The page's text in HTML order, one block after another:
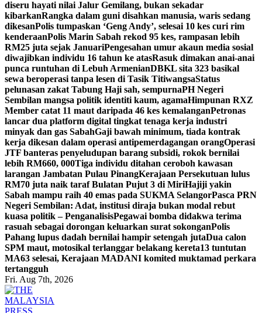
diseru hayati nilai Jalur Gemilang, bukan sekadar
kibarkanRangka dalam guni disahkan manusia, waris sedang
dikesanPolis tumpaskan ‘Geng Andy’, selesai 10 kes curi rim
kenderaanPolis Marin Sabah rekod 95 kes, rampasan lebih
RM25 juta sejak JanuariPengesahan umur akaun media sosial
diwajibkan individu 16 tahun ke atasRasuk dimakan anai-anai
punca runtuhan di Lebuh ArmenianDBKL sita 323 basikal
sewa beroperasi tanpa lesen di Tasik TitiwangsaStatus
pelunasan zakat Tabung Haji sah, sempurnaPH Negeri
Sembilan mangsa politik identiti kaum, agamaHimpunan RXZ
Member catat 11 maut daripada 46 kes kemalanganPetronas
lancar dua platform digital tingkat tenaga kerja industri
minyak dan gas SabahGaji bawah minimum, tiada kontrak
kerja dikesan dalam operasi antipemerdagangan orangOperasi
JTF banteras penyeludupan barang subsidi, rokok bernilai
lebih RM660, 000Tiga individu ditahan ceroboh kawasan
larangan Jambatan Pulau PinangKerajaan Persekutuan lulus
RM70 juta naik taraf Bulatan Pujut 3 di MiriHajiji yakin
Sabah mampu raih 40 emas pada SUKMA SelangorPasca PRN
Negeri Sembilan: Adat, institusi diraja bukan modal rebut
kuasa politik – PenganalisisPegawai bomba didakwa terima
rasuah sebagai dorongan keluarkan surat sokonganPolis
Pahang lupus dadah bernilai hampir setengah jutaDua calon
SPM maut, motosikal terlanggar belakang kereta13 tuntutan
MA63 selesai, Kerajaan MADANI komited muktamad perkara
tertangguh
Fri. Aug 7th, 2026